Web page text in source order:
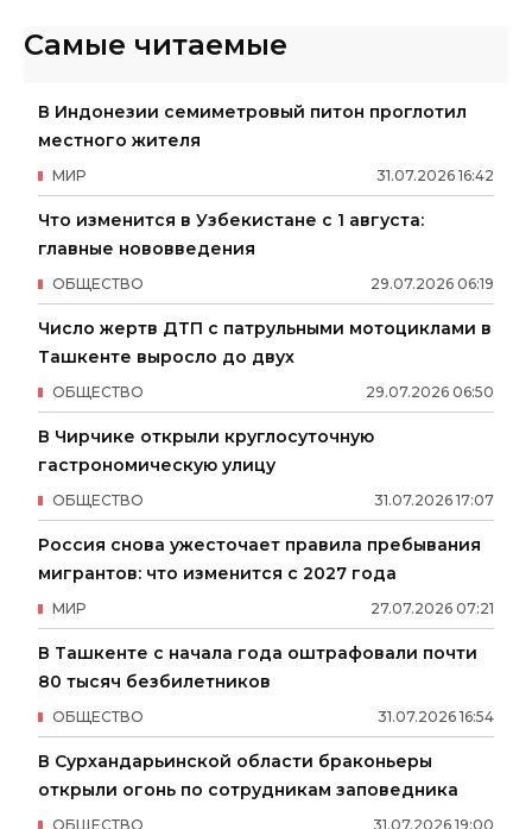
Самые читаемые
В Индонезии семиметровый питон проглотил
местного жителя
31.07.2026 16:42
МИР
Что изменится в Узбекистане с 1 августа:
главные нововведения
29.07.2026 06:19
ОБЩЕСТВО
Число жертв ДТП с патрульными мотоциклами в
Ташкенте выросло до двух
29.07.2026 06:50
ОБЩЕСТВО
В Чирчике открыли круглосуточную
гастрономическую улицу
31.07.2026 17:07
ОБЩЕСТВО
Россия снова ужесточает правила пребывания
мигрантов: что изменится с 2027 года
27.07.2026 07:21
МИР
В Ташкенте с начала года оштрафовали почти
80 тысяч безбилетников
31.07.2026 16:54
ОБЩЕСТВО
В Сурхандарьинской области браконьеры
открыли огонь по сотрудникам заповедника
31.07.2026 19:00
ОБЩЕСТВО